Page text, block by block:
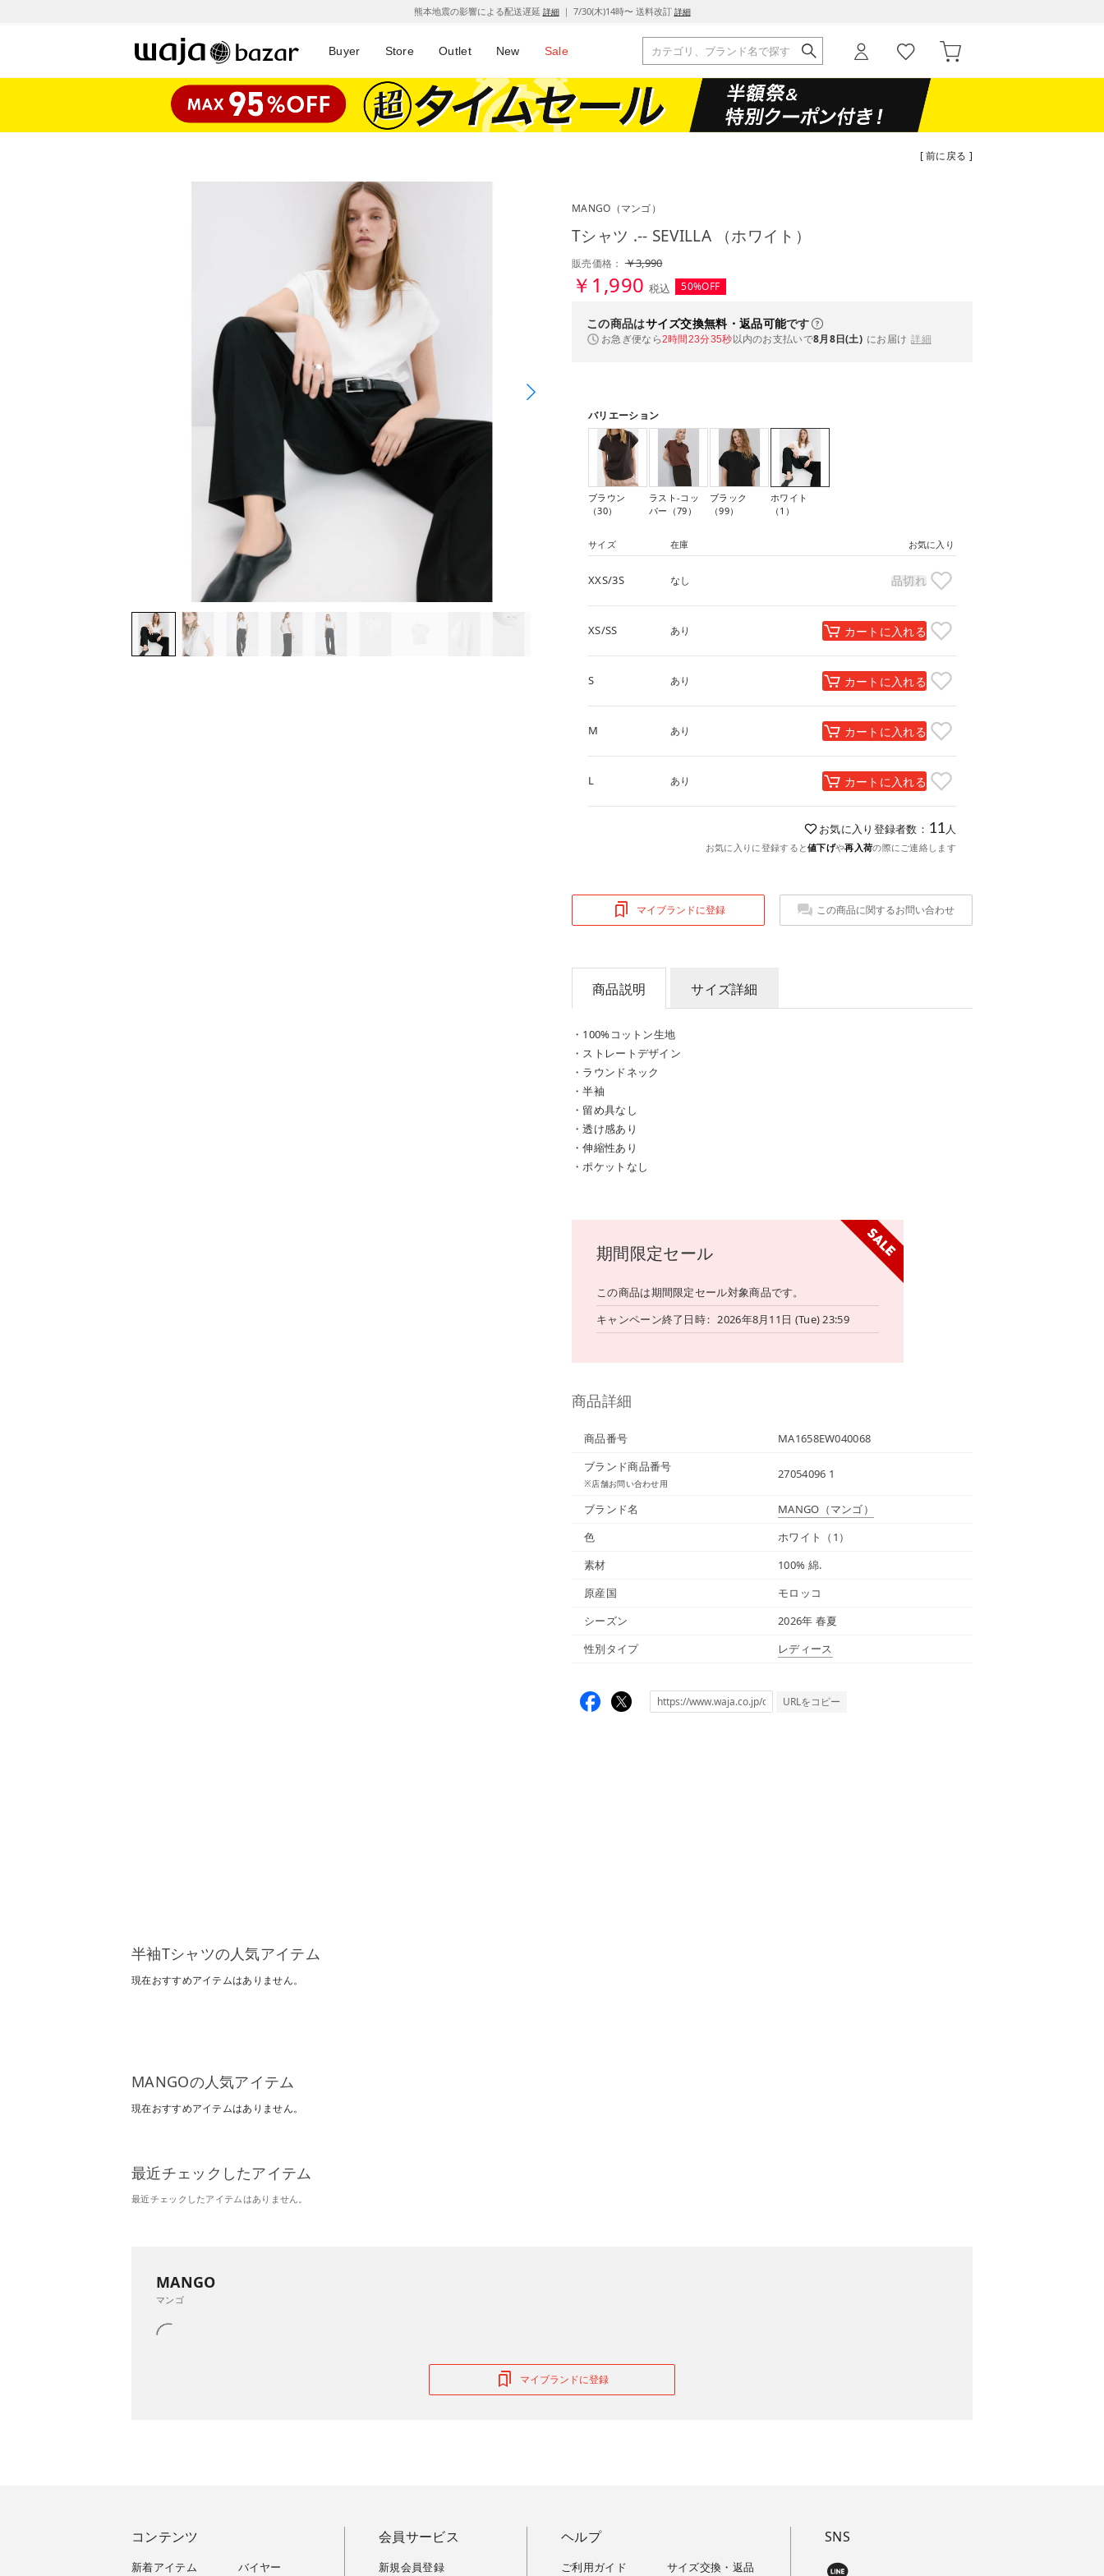
熊本地震の影響による配送遅延 詳細｜ 7/30(木)14時〜 送料改訂 詳細
Buyer Store Outlet New Sale
[ 前に戻る ]
MANGO （マンゴ）
Tシャツ .-- SEVILLA （ホワイト）
販売価格：￥3,990
￥1,990 税込 50%OFF
この商品はサイズ交換無料・返品可能です
お急ぎ便なら2時間23分34秒以内のお支払いで8月8日(土) にお届け 詳細
バリエーション
ブラウン
（30）
ラスト-コッ
パー（79）
ブラック
（99）
ホワイト
（1）
サイズ 在庫 お気に入り
XXS/3S なし 品切れ
XS/SS あり カートに入れる
S あり カートに入れる
M あり カートに入れる
L あり カートに入れる
お気に入り登録者数： 11 人
お気に入りに登録すると値下げや再入荷の際にご連絡します
マイブランドに登録 この商品に関するお問い合わせ
商品説明 サイズ詳細
・100%コットン生地
・ストレートデザイン
・ラウンドネック
・半袖
・留め具なし
・透け感あり
・伸縮性あり
・ポケットなし
期間限定セール
この商品は期間限定セール対象商品です。
キャンペーン終了日時
2026年8月11日 (Tue) 23:59
商品詳細
商品番号
MA1658EW040068
ブランド商品番号
※店舗お問い合わせ用
27054096 1
ブランド名 MANGO （マンゴ）
色
ホワイト（1）
素材
100% 綿.
原産国
モロッコ
シーズン
2026年 春夏
性別タイプ
レディース
URLをコピー
半袖Tシャツの人気アイテム
現在おすすめアイテムはありません。
MANGOの人気アイテム
現在おすすめアイテムはありません。
最近チェックしたアイテム
最近チェックしたアイテムはありません。
MANGO
マンゴ
マイブランドに登録
コンテンツ
新着アイテム バイヤー
会員サービス
新規会員登録
ヘルプ
ご利用ガイド サイズ交換・返品
SNS